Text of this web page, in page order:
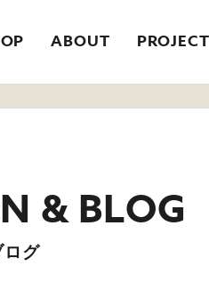
ABOUT PROJECT
ログ